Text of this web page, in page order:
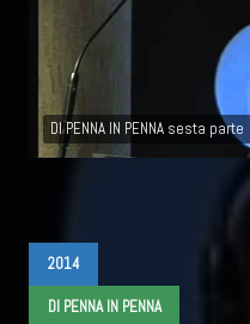
DI PENNA IN PENNA sesta parte
2014
DI PENNA IN PENNA